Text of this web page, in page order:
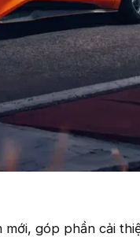
góp phần cải